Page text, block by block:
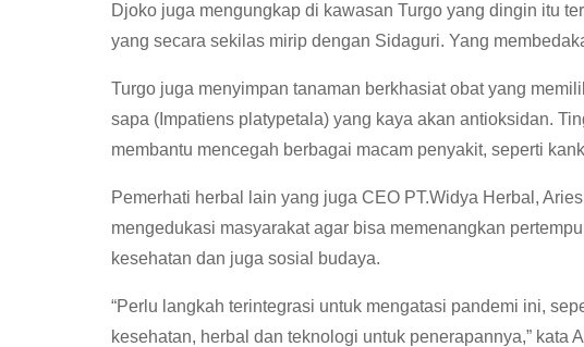
Djoko juga mengungkap di kawasan Turgo yang dingin itu
yang secara sekilas mirip dengan Sidaguri. Yang
Turgo juga menyimpan tanaman berkhasiat obat yang
sapa (Impatiens platypetala) yang kaya akan antioksidan.
membantu mencegah berbagai macam penyakit, seperti
Pemerhati herbal lain yang juga CEO PT.Widya Herbal,
mengedukasi masyarakat agar bisa memenangkan
kesehatan dan juga sosial budaya.
“Perlu langkah terintegrasi untuk mengatasi pandemi ini,
kesehatan, herbal dan teknologi untuk penerapannya,” kata